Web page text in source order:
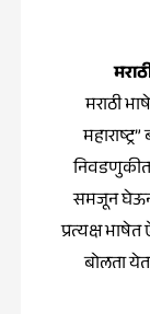
मराठी
समजून
प्रत्यक्ष
बोलता